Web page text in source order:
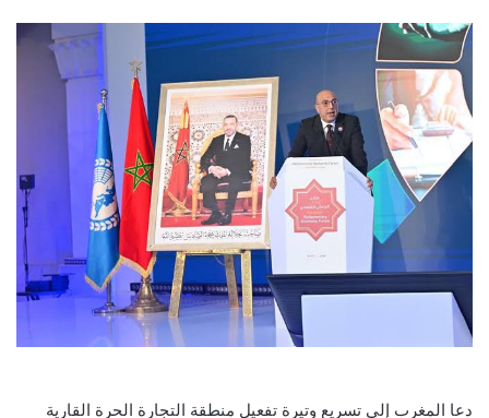
دعا المغرب إلى تسريع وتيرة تفعيل منطقة التجارة الحرة القارية